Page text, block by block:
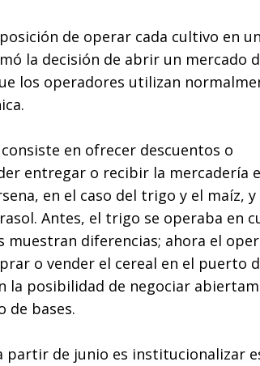
de operar cada cultivo en
la decisión de abrir un mercado
los operadores utilizan
en ofrecer descuentos o
entregar o recibir la mercadería
en el caso del trigo y el maíz, y
Antes, el trigo se operaba en
muestran diferencias; ahora el
o vender el cereal en el puerto
la posibilidad de negociar
de bases.
partir de junio es institucionalizar